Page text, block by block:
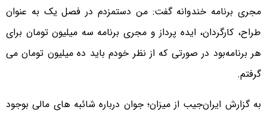
مجری برنامه خندوانه گفت: من دستمزدم در فصل یک به عنوان
طراح، کارگردان، ایده پرداز و مجری برنامه سه میلیون تومان برای
هر برنامه‌بود در صورتی که از نظر خودم باید ده میلیون تومان می
گرفتم.
به گزارش ایران‌جیب از میزان؛ جوان درباره شائبه های مالی بوجود